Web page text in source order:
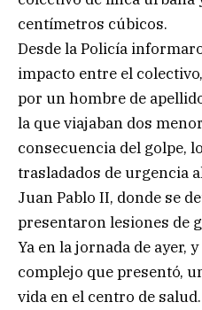
centímetros cúbicos.
Desde la Policía
impacto entre el
por un hombre de
la que viajaban dos
consecuencia del golpe,
trasladados de urgencia
Juan Pablo II, donde se
presentaron lesiones de
Ya en la jornada de ayer,
complejo que presentó,
vida en el centro de